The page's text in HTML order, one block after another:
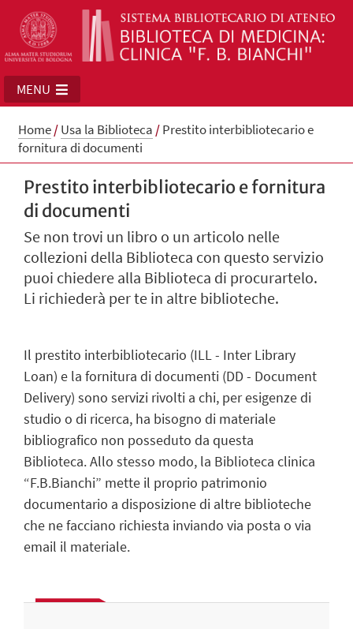
MENU
Home/Usa la Biblioteca /Prestito interbibliotecario e
fornitura di documenti
Prestito interbibliotecario e fornitura
di documenti
Se non trovi un libro o un articolo nelle
collezioni della Biblioteca con questo servizio
puoi chiedere alla Biblioteca di procurartelo.
Li richiederà per te in altre biblioteche.
Il prestito interbibliotecario (ILL - Inter Library
Loan) e la fornitura di documenti (DD - Document
Delivery) sono servizi rivolti a chi, per esigenze di
studio o di ricerca, ha bisogno di materiale
bibliografico non posseduto da questa
Biblioteca.Allo stesso modo, la Biblioteca clinica
“F.B.Bianchi” mette il proprio patrimonio
documentario a disposizione di altre biblioteche
che ne facciano richiesta inviando via posta o via
email il materiale.